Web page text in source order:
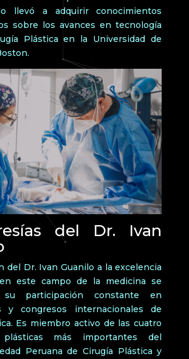
llevó a adquirir conocimientos
sobre los avances en tecnología
Plástica en la Universidad de
del Dr. Ivan
del Dr. Ivan Guanilo a la excelencia
este campo de la medicina se
participación constante en
y congresos internacionales de
Es miembro activo de las cuatro
plásticas más importantes del
Peruana de Cirugía Plástica y